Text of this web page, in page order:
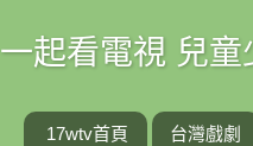
一起看電視 兒童
17wtv首頁 台灣戲劇